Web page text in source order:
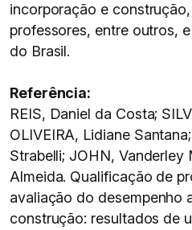
incorporação e
professores, entre outros,
do Brasil.
Referência:
REIS, Daniel da Costa;
OLIVEIRA, Lidiane
Strabelli; JOHN, Vanderley
Almeida. Qualificação de
avaliação do desempenho
construção: resultados de